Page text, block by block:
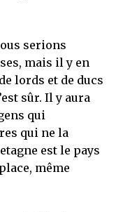
serions
mais il y en
lords et de ducs
sûr. Il y aura
qui
qui ne la
est le pays
même